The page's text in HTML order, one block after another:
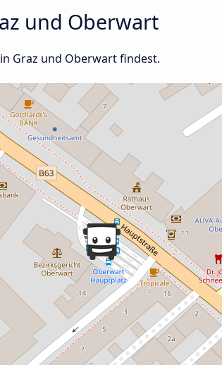
und Oberwart
Graz und Oberwart findest.